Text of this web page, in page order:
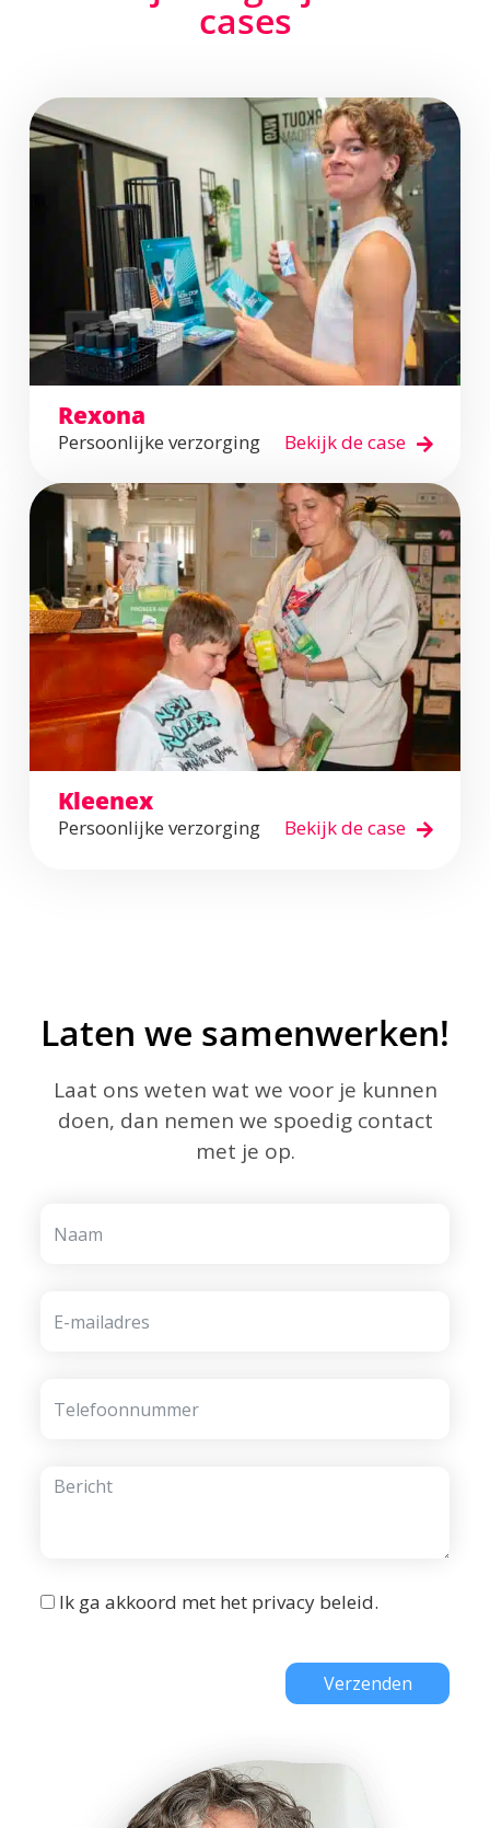
cases
Rexona
Persoonlijke verzorging Bekijk de case
Kleenex
Persoonlijke verzorging Bekijk de case
Laten we samenwerken!
Laat ons weten wat we voor je kunnen
doen, dan nemen we spoedig contact
met je op.
Ik ga akkoord met het privacy beleid.